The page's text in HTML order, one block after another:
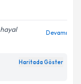
Devamı
Haritada Göster